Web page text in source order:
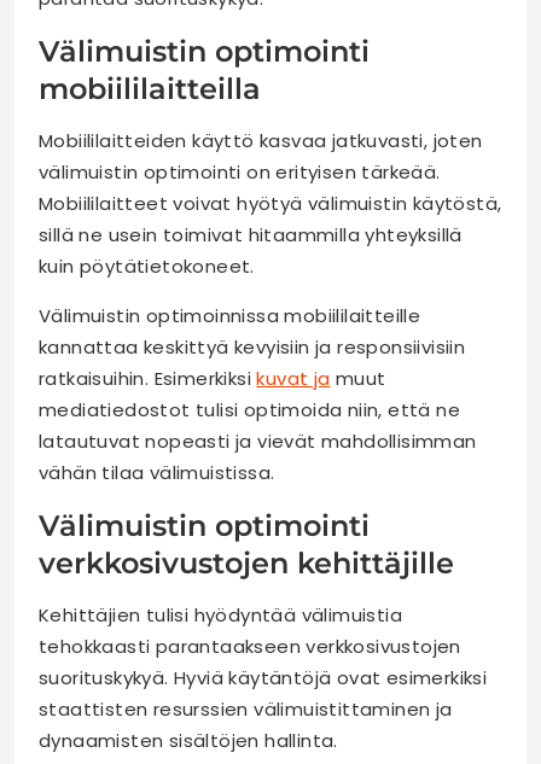
Välimuistin optimointi
mobiililaitteilla
Mobiililaitteiden käyttö kasvaa jatkuvasti, joten
välimuistin optimointi on erityisen tärkeää.
Mobiililaitteet voivat hyötyä välimuistin käytöstä,
sillä ne usein toimivat hitaammilla yhteyksillä
kuin pöytätietokoneet.
Välimuistin optimoinnissa mobiililaitteille
kannattaa keskittyä kevyisiin ja responsiivisiin
ratkaisuihin. Esimerkiksikuvat ja muut
mediatiedostot tulisi optimoida niin, että ne
latautuvat nopeasti ja vievät mahdollisimman
vähän tilaa välimuistissa.
Välimuistin optimointi
verkkosivustojen kehittäjille
Kehittäjien tulisi hyödyntää välimuistia
tehokkaasti parantaakseen verkkosivustojen
suorituskykyä. Hyviä käytäntöjä ovat esimerkiksi
staattisten resurssien välimuistittaminen ja
dynaamisten sisältöjen hallinta.